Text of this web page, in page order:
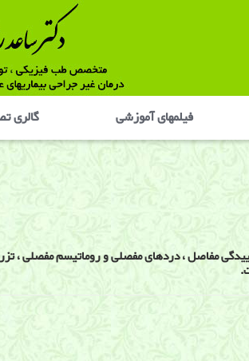
فيلمهای آموزشی گالری
مفاصل ، دردهای مفصلی و روماتیسم مفصلی ،